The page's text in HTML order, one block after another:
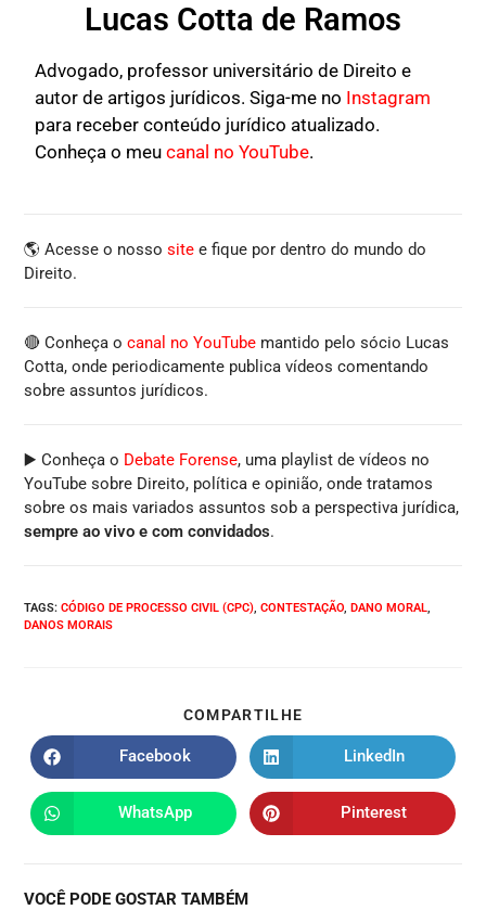
Lucas Cotta de Ramos
Advogado, professor universitário de Direito e
autor de artigos jurídicos. Siga-me no Instagram
para receber conteúdo jurídico atualizado.
Conheça o meucanal no YouTube.
🌎 Acesse o nossosite e fique por dentro do mundo do
Direito.
🔴 Conheça ocanal no YouTube mantido pelo sócio Lucas
Cotta, onde periodicamente publica vídeos comentando
sobre assuntos jurídicos.
▶️ Conheça o Debate Forense, uma playlist de vídeos no
YouTube sobre Direito, política e opinião, onde tratamos
sobre os mais variados assuntos sob a perspectiva jurídica,
sempre ao vivo e com convidados.
TAGS:CÓDIGO DE PROCESSO CIVIL (CPC), CONTESTAÇÃO, DANO MORAL,
DANOS MORAIS
COMPARTILHE
Facebook LinkedIn
WhatsApp Pinterest
VOCÊ PODE GOSTAR TAMBÉM